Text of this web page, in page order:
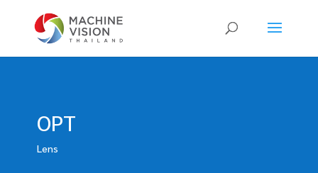
Products
search
OPT
Lens